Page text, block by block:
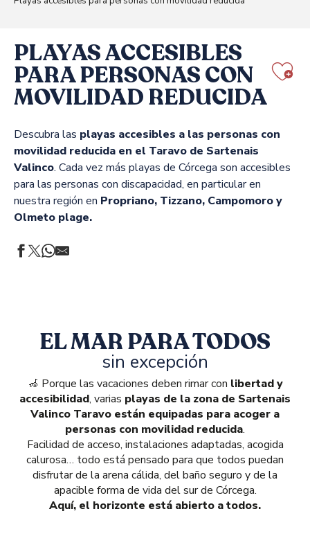
PLAYAS ACCESIBLES
PARA PERSONAS CON
MOVILIDAD REDUCIDA
Descubra las playas accesibles a las personas con
movilidad reducida en el Taravo de Sartenais
Valinco. Cada vez más playas de Córcega son accesibles
para las personas con discapacidad, en particular en
nuestra región en Propriano, Tizzano, Campomoro y
Olmeto plage.
EL MAR PARA TODOS
sin excepción
🦽 Porque las vacaciones deben rimar con libertad y
accesibilidad, varias playas de la zona de Sartenais
Valinco Taravo están equipadas para acoger a
personas con movilidad reducida.
Facilidad de acceso, instalaciones adaptadas, acogida
calurosa… todo está pensado para que todos puedan
disfrutar de la arena cálida, del baño seguro y de la
apacible forma de vida del sur de Córcega.
Aquí, el horizonte está abierto a todos.